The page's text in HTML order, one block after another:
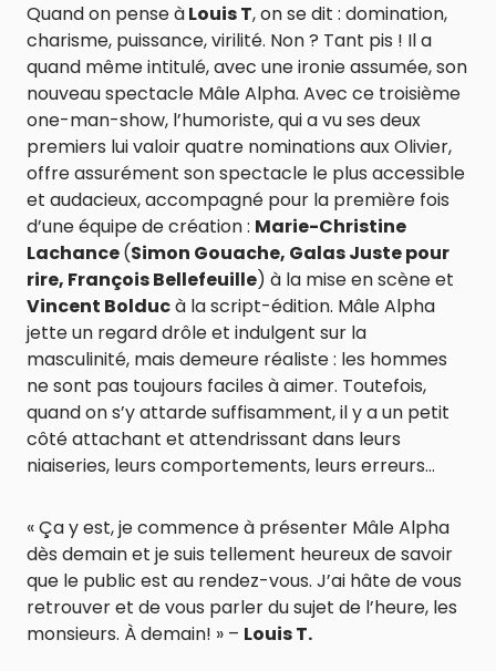
Quand on pense àLouis T, on se dit : domination,
charisme, puissance, virilité. Non ? Tant pis ! Il a
quand même intitulé, avec une ironie assumée, son
nouveau spectacle Mâle Alpha. Avec ce troisième
one-man-show, l’humoriste, qui a vu ses deux
premiers lui valoir quatre nominations aux Olivier,
offre assurément son spectacle le plus accessible
et audacieux, accompagné pour la première fois
d’une équipe de création : Marie-Christine
Lachance(Simon Gouache, Galas Juste pour
rire, François Bellefeuille) à la mise en scène et
Vincent Bolducà la script-édition. Mâle Alpha
jette un regard drôle et indulgent sur la
masculinité, mais demeure réaliste : les hommes
ne sont pas toujours faciles à aimer. Toutefois,
quand on s’y attarde suffisamment, il y a un petit
côté attachant et attendrissant dans leurs
niaiseries, leurs comportements, leurs erreurs…
« Ça y est, je commence à présenter Mâle Alpha
dès demain et je suis tellement heureux de savoir
que le public est au rendez-vous. J’ai hâte de vous
retrouver et de vous parler du sujet de l’heure, les
monsieurs. À demain! » – Louis T.